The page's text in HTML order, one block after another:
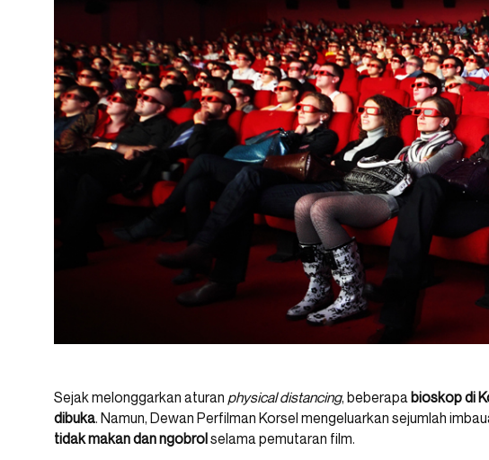
Sejak melonggarkan aturan physical distancing, beberapa bioskop di
dibuka. Namun, Dewan Perfilman Korsel mengeluarkan sejumlah
tidak makan dan ngobrolselama pemutaran film.